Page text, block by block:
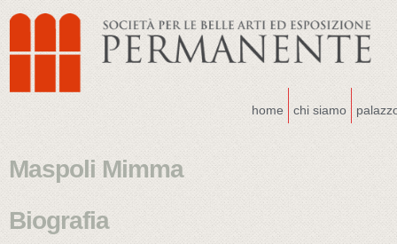
home chi siamo
Maspoli Mimma
Biografia